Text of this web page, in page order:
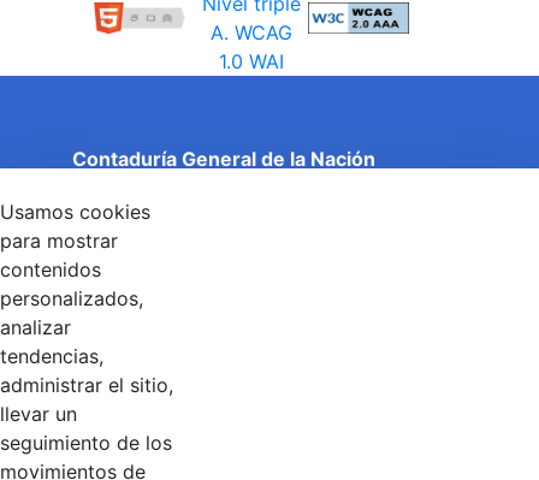
Contaduría General de la Nación
Entidad adscrita al Ministerio de Hacienda y Crédito
Público
Torre 1 (Aire) - Piso 15, Bogotá D.C., Colombia
Código Postal: 111071
Linkedin
Usamos cookies
para mostrar
contenidos
personalizados,
analizar
tendencias,
administrar el sitio,
llevar un
seguimiento de los
movimientos de